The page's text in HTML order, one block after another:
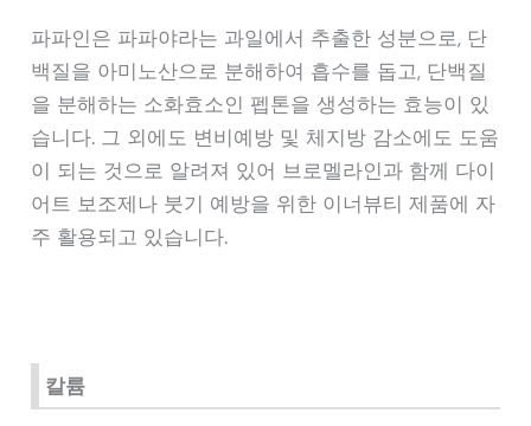
파파인은 파파야라는 과일에서 추출한 성분으로, 단
백질을 아미노산으로 분해하여 흡수를 돕고, 단백질
을 분해하는 소화효소인 펩톤을 생성하는 효능이 있
습니다. 그 외에도 변비예방 및 체지방 감소에도 도움
이 되는 것으로 알려져 있어 브로멜라인과 함께 다이
어트 보조제나 붓기 예방을 위한 이너뷰티 제품에 자
주 활용되고 있습니다.
칼륨